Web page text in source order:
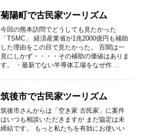
菊陽町で古民家ツーリズム
今回の熊本訪問でどうしても見たかった
「TSMC」 経済産業省が1兆2000億円も補助
した理由をこの目で見たかった。 百聞は一
見にしかず・・・・その補助の価値はありま
す。 ・最新でない半導体工場をなぜ作 ...
筑後市で古民家ツーリズム
筑後市さんからは「空き家 古民家」に案件
はいつも相談いただきますが まだ協定は未
締結です。 もっと私たちを有効にお使いい